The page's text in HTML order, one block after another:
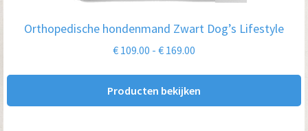
Orthopedische hondenmand Zwart Dog’s Lifestyle
€ 109.00 - € 169.00
€ 169.00
Producten bekijken